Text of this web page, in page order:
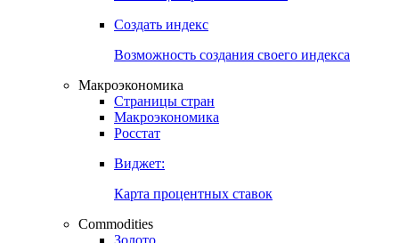
Курсы валют Центральных Банков
Ставки центральных банков
Создать индекс
Возможность создания своего индекса
Страницы стран
Росстат
Виджет: